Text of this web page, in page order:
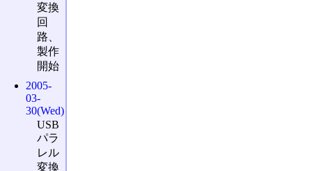
変換
回
路、
製作
開始
2005-
03-
30(Wed)
USB
パラ
レル
変換